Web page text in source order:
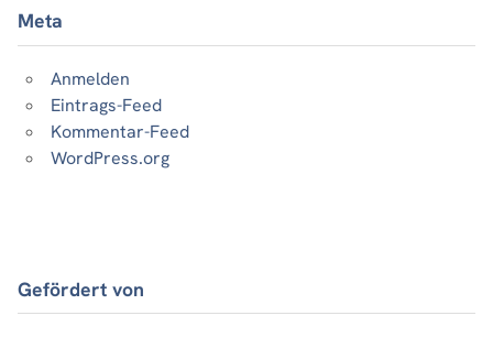
Meta
Anmelden
Eintrags-Feed
Kommentar-Feed
WordPress.org
Gefördert von